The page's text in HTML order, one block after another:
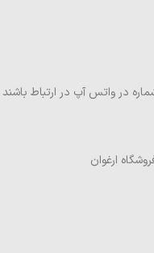
در واتس آپ در ارتباط باشند
ارغوان